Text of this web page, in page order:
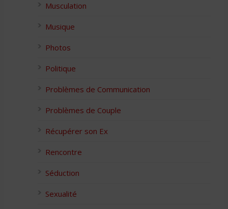
Musculation
Musique
Photos
Politique
Problèmes de Communication
Problèmes de Couple
Récupérer son Ex
Rencontre
Séduction
Sexualité